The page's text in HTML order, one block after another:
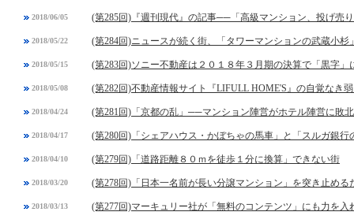
2018/06/05 (第285回)『週刊現代』の記事──「高級マンション、投げ売
2018/05/22 (第284回)ニュースが続く街、「タワーマンションの武蔵小杉
2018/05/15 (第283回)ソニー不動産は２０１８年３月期の決算で「黒字」
2018/05/08 (第282回)不動産情報サイト『LIFULL HOME'S』の自覚なき
2018/04/24 (第281回)「京都の乱」──マンション陣営がホテル陣営に敗北
2018/04/17 (第280回)「シェアハウス・かぼちゃの馬車」と「スルガ銀行
2018/04/10 (第279回)「道路距離８０ｍを徒歩１分に換算」できない街
2018/03/20 (第278回)「日本一名前が長い分譲マンション」を突き止める
2018/03/13 (第277回)マーキュリー社が「無料のコンテンツ」にも力を入